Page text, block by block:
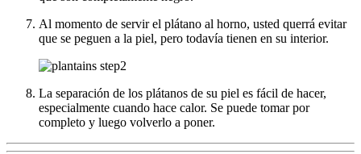
Al momento de servir el plátano al horno, usted querrá evitar
que se peguen a la piel, pero todavía tienen en su interior.
La separación de los plátanos de su piel es fácil de hacer,
especialmente cuando hace calor. Se puede tomar por
completo y luego volverlo a poner.